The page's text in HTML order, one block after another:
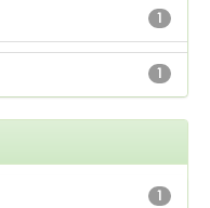
1
1
1